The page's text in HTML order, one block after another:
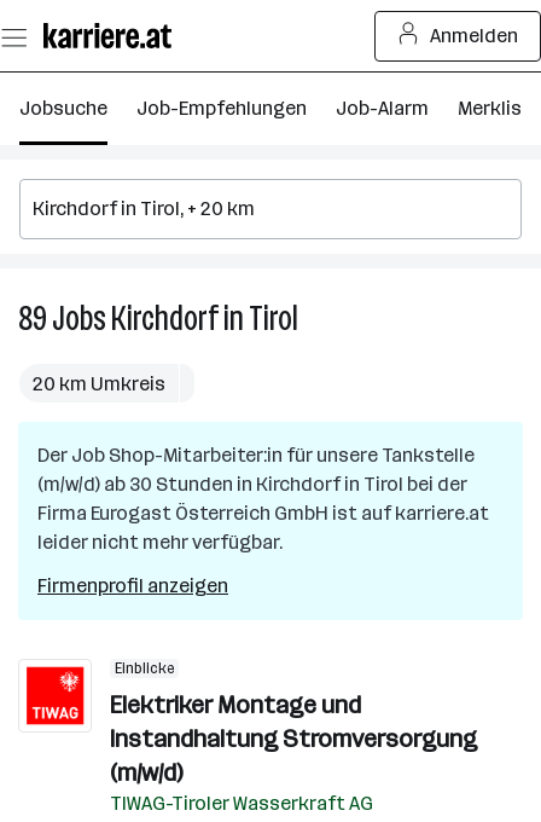
Seiteninhalt
springen
Anmelden
Jobsuche Job-Empfehlungen Job-Alarm Merkliste
89JobsKirchdorf in Tirol
in
Tirol
20 km Umkreis
Der Job Shop-Mitarbeiter:in für unsere Tankstelle
(m/w/d) ab 30 Stunden in Kirchdorf in Tirol bei der
Firma Eurogast Österreich GmbH ist auf karriere.at
leider nicht mehr verfügbar.
Firmenprofil anzeigen
Einblicke
Elektriker Montage und
Instandhaltung Stromversorgung
(m/w/d)
TIWAG-Tiroler Wasserkraft AG